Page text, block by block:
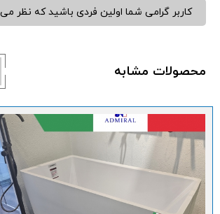
کاربر گرامی شما اولین فردی باشید که نظر
محصولات مشابه